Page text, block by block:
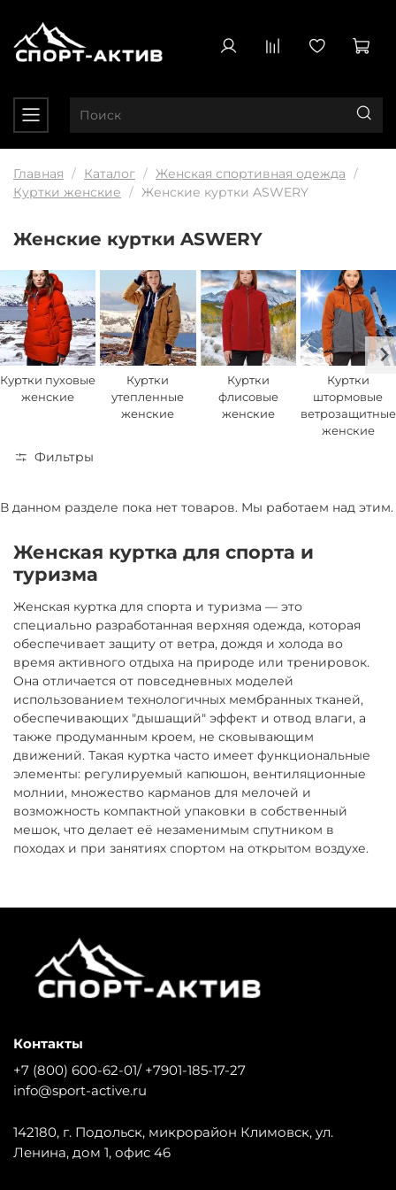
Главная Каталог
Женская спортивная одежда
Куртки женские
Женские куртки ASWERY
Женские куртки ASWERY
Куртки пуховые
женские
Куртки
утепленные
женские
Куртки
флисовые
женские
Куртки
штормовые
ветрозащитные
женские
Фильтры
В данном разделе пока нет товаров. Мы работаем над этим.
Женская куртка для спорта и
туризма
Женская куртка для спорта и туризма — это
специально разработанная верхняя одежда, которая
обеспечивает защиту от ветра, дождя и холода во
время активного отдыха на природе или тренировок.
Она отличается от повседневных моделей
использованием технологичных мембранных тканей,
обеспечивающих "дышащий" эффект и отвод влаги, а
также продуманным кроем, не сковывающим
движений. Такая куртка часто имеет функциональные
элементы: регулируемый капюшон, вентиляционные
молнии, множество карманов для мелочей и
возможность компактной упаковки в собственный
мешок, что делает её незаменимым спутником в
походах и при занятиях спортом на открытом воздухе.
Контакты
+7 (800) 600-62-01/ +7901-185-17-27
info@sport-active.ru
142180, г. Подольск, микрорайон Климовск, ул.
Ленина, дом 1, офис 46